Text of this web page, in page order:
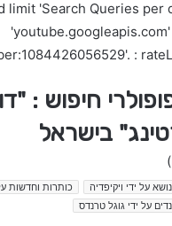
limit 'Search Queries per
:
חיפוש :
בישראל
על ידי ויקיפדיה
כותרות וחדשות
על ידי גוגל טרנדס